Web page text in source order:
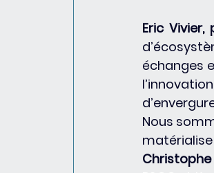
Eric
échanges
Nous
Christophe